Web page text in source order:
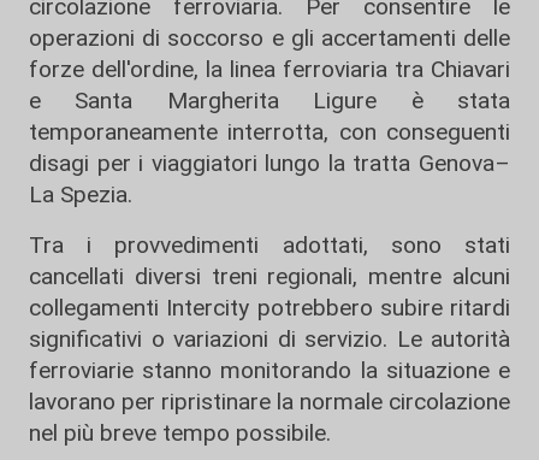
circolazione ferroviaria. Per consentire le
operazioni di soccorso e gli accertamenti delle
forze dell'ordine, la linea ferroviaria tra Chiavari
e Santa Margherita Ligure è stata
temporaneamente interrotta, con conseguenti
disagi per i viaggiatori lungo la tratta Genova–
La Spezia.
Tra i provvedimenti adottati, sono stati
cancellati diversi treni regionali, mentre alcuni
collegamenti Intercity potrebbero subire ritardi
significativi o variazioni di servizio. Le autorità
ferroviarie stanno monitorando la situazione e
lavorano per ripristinare la normale circolazione
nel più breve tempo possibile.